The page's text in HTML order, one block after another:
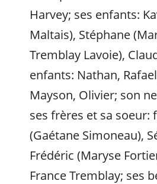
Harvey; ses enfants:
Maltais), Stéphane
Tremblay Lavoie),
enfants: Nathan,
Mayson, Olivier; son
ses frères et sa soeur:
(Gaétane Simoneau),
Frédéric (Maryse
France Tremblay; ses